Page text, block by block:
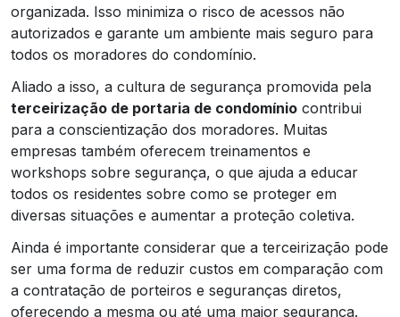
organizada. Isso minimiza o risco de acessos não
autorizados e garante um ambiente mais seguro para
todos os moradores do condomínio.
Aliado a isso, a cultura de segurança promovida pela
terceirização de portaria de condomínio contribui
para a conscientização dos moradores. Muitas
empresas também oferecem treinamentos e
workshops sobre segurança, o que ajuda a educar
todos os residentes sobre como se proteger em
diversas situações e aumentar a proteção coletiva.
Ainda é importante considerar que a terceirização pode
ser uma forma de reduzir custos em comparação com
a contratação de porteiros e seguranças diretos,
oferecendo a mesma ou até uma maior segurança.